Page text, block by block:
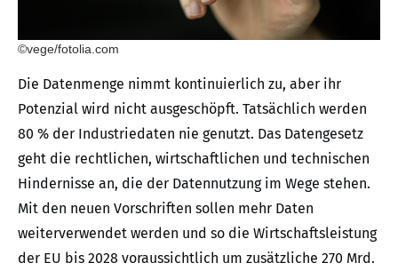
©vege/fotolia.com
Die Datenmenge nimmt kontinuierlich zu, aber ihr
Potenzial wird nicht ausgeschöpft. Tatsächlich werden
80 % der Industriedaten nie genutzt. Das Datengesetz
geht die rechtlichen, wirtschaftlichen und technischen
Hindernisse an, die der Datennutzung im Wege stehen.
Mit den neuen Vorschriften sollen mehr Daten
weiterverwendet werden und so die Wirtschaftsleistung
der EU bis 2028 voraussichtlich um zusätzliche 270 Mrd.